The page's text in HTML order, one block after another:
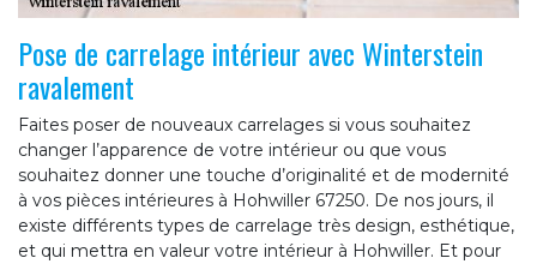
Pose de carrelage intérieur avec Winterstein
ravalement
Faites poser de nouveaux carrelages si vous souhaitez
changer l’apparence de votre intérieur ou que vous
souhaitez donner une touche d’originalité et de modernité
à vos pièces intérieures à Hohwiller 67250. De nos jours, il
existe différents types de carrelage très design, esthétique,
et qui mettra en valeur votre intérieur à Hohwiller. Et pour